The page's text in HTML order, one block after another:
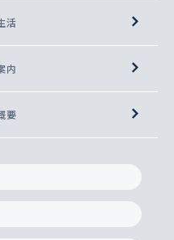
育
Weeks (SORW)
活
ュニティ
内
位
要